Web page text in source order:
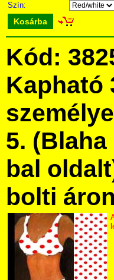
Szín:
Kosárba
Kód:
Kapható
5.
bal
bolti